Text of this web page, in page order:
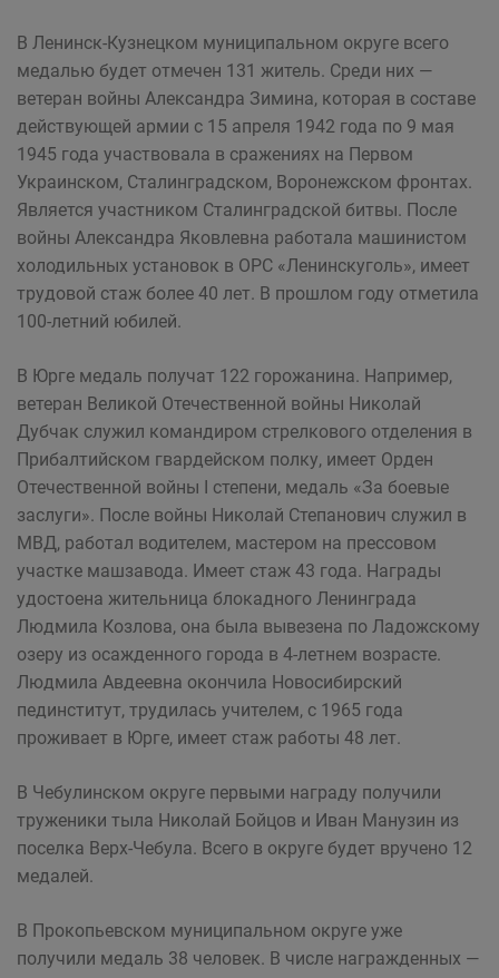
В Ленинск-Кузнецком муниципальном округе всего
медалью будет отмечен 131 житель. Среди них —
ветеран войны Александра Зимина, которая в составе
действующей армии с 15 апреля 1942 года по 9 мая
1945 года участвовала в сражениях на Первом
Украинском, Сталинградском, Воронежском фронтах.
Является участником Сталинградской битвы. После
войны Александра Яковлевна работала машинистом
холодильных установок в ОРС «Ленинскуголь», имеет
трудовой стаж более 40 лет. В прошлом году отметила
100-летний юбилей.
В Юрге медаль получат 122 горожанина. Например,
ветеран Великой Отечественной войны Николай
Дубчак служил командиром стрелкового отделения в
Прибалтийском гвардейском полку, имеет Орден
Отечественной войны I степени, медаль «За боевые
заслуги». После войны Николай Степанович служил в
МВД, работал водителем, мастером на прессовом
участке машзавода. Имеет стаж 43 года. Награды
удостоена жительница блокадного Ленинграда
Людмила Козлова, она была вывезена по Ладожскому
озеру из осажденного города в 4-летнем возрасте.
Людмила Авдеевна окончила Новосибирский
пединститут, трудилась учителем, с 1965 года
проживает в Юрге, имеет стаж работы 48 лет.
В Чебулинском округе первыми награду получили
труженики тыла Николай Бойцов и Иван Манузин из
поселка Верх-Чебула. Всего в округе будет вручено 12
медалей.
В Прокопьевском муниципальном округе уже
получили медаль 38 человек. В числе награжденных —